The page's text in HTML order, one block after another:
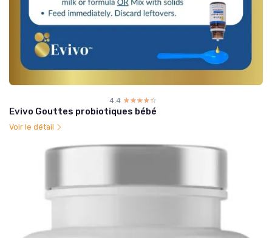
4.4 ☆☆☆☆☆
★★★★★
Evivo Gouttes probiotiques bébé
Voir le détail